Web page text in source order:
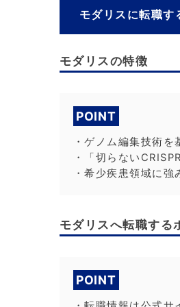
モダリスに転職す
モダリスの特徴
POINT
・ゲノム編集技術
・「切らない
・希少疾患領域に
モダリスへ転職する
POINT